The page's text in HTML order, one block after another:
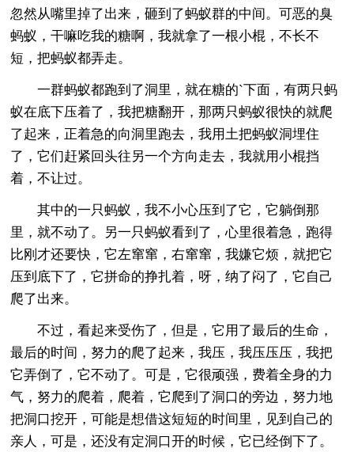
忽然从嘴里掉了出来，砸到了蚂蚁群的中间。可恶的臭
蚂蚁，干嘛吃我的糖啊，我就拿了一根小棍，不长不
短，把蚂蚁都弄走。
一群蚂蚁都跑到了洞里，就在糖的`下面，有两只蚂
蚁在底下压着了，我把糖翻开，那两只蚂蚁很快的就爬
了起来，正着急的向洞里跑去，我用土把蚂蚁洞埋住
了，它们赶紧回头往另一个方向走去，我就用小棍挡
着，不让过。
其中的一只蚂蚁，我不小心压到了它，它躺倒那
里，就不动了。另一只蚂蚁看到了，心里很着急，跑得
比刚才还要快，它左窜窜，右窜窜，我嫌它烦，就把它
压到底下了，它拼命的挣扎着，呀，纳了闷了，它自己
爬了出来。
不过，看起来受伤了，但是，它用了最后的生命，
最后的时间，努力的爬了起来，我压，我压压压，我把
它弄倒了，它不动了。可是，它很顽强，费着全身的力
气，努力的爬着，爬着，它爬到了洞口的旁边，努力地
把洞口挖开，可能是想借这短短的时间里，见到自己的
亲人，可是，还没有定洞口开的时候，它已经倒下了。